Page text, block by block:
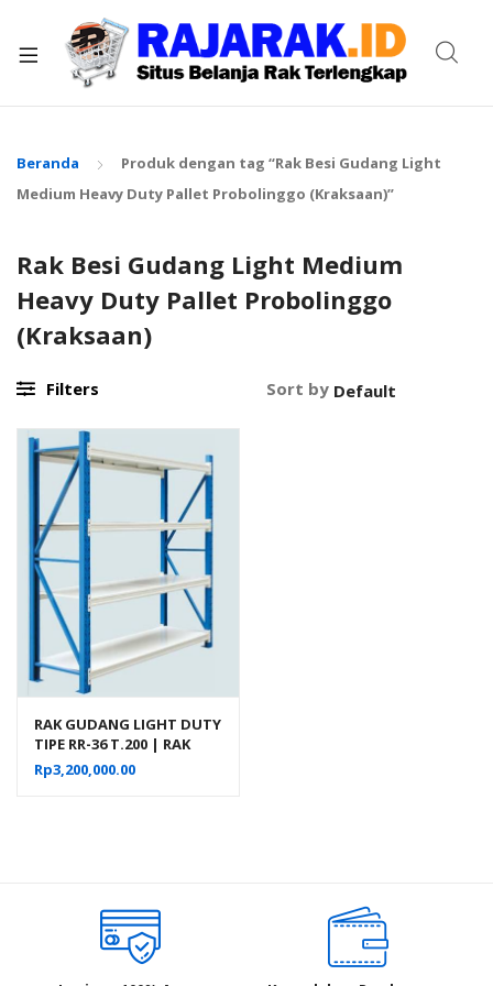
Beranda
Produk dengan tag “Rak Besi Gudang Light
Medium Heavy Duty Pallet Probolinggo (Kraksaan)”
Rak Besi Gudang Light Medium
Heavy Duty Pallet Probolinggo
(Kraksaan)
Filters Sort by
RAK GUDANG LIGHT DUTY
TIPE RR-36 T.200 | RAK
BESI SUSUN
Rp3,200,000.00